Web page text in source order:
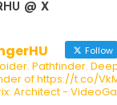
@ X
Follow
Pathfinder.
of https://t.co/
Architect -